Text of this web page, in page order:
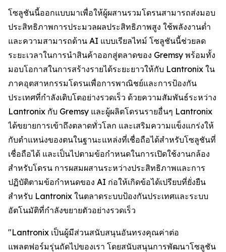
โซลูชันนี้ออกแบบมาเพื่อให้ผู้ผสานรวมโดรนสามารถส่งมอบ
ประสิทธิภาพการประมวลผลประสิทธิภาพสูง ใช้พลังงานต่ำ
และความสามารถด้าน AI แบบเรียลไทม์ โซลูชันนี้ช่วยลด
ระยะเวลาในการนำสินค้าออกสู่ตลาดของ Gremsy พร้อมทั้ง
มอบโอกาสในการสร้างรายได้ระยะยาวให้กับ Lantronix ใน
ภาคอุตสาหกรรมโดรนเพื่อการพาณิชย์และการป้องกัน
ประเทศที่กำลังเติบโตอย่างรวดเร็ว ด้วยความสัมพันธ์ระหว่าง
Lantronix กับ Gremsy และผู้ผลิตโดรนรายอื่นๆ Lantronix
ได้ขยายการเข้าถึงตลาดทั่วโลก และเสริมความแข็งแกร่งให้
กับตำแหน่งของตนในฐานะแหล่งที่เชื่อถือได้สำหรับโซลูชันที่
เชื่อถือได้ และเป็นไปตามข้อกำหนดในการเปิดใช้งานกล้อง
สำหรับโดรน การผสมผสานระหว่างประสิทธิภาพและการ
ปฏิบัติตามข้อกำหนดของ AI ก่อให้เกิดข้อได้เปรียบที่ยั่งยืน
สำหรับ Lantronix ในตลาดระบบป้องกันประเทศและระบบ
อัตโนมัติที่กำลังขยายตัวอย่างรวดเร็ว
"Lantronix เป็นผู้มีส่วนสนับสนุนอันทรงคุณค่าต่อ
แพลตฟอร์มรุ่นถัดไปของเรา โดยสนับสนุนการพัฒนาโซลูชัน